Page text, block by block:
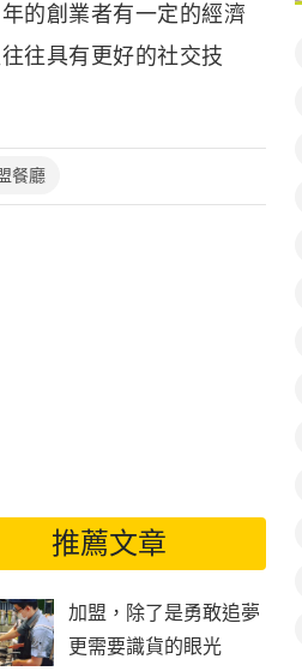
的創業者有一定的經濟
往具有更好的社交技
餐廳
推薦文章
加盟，除了是勇敢追夢
更需要識貨的眼光